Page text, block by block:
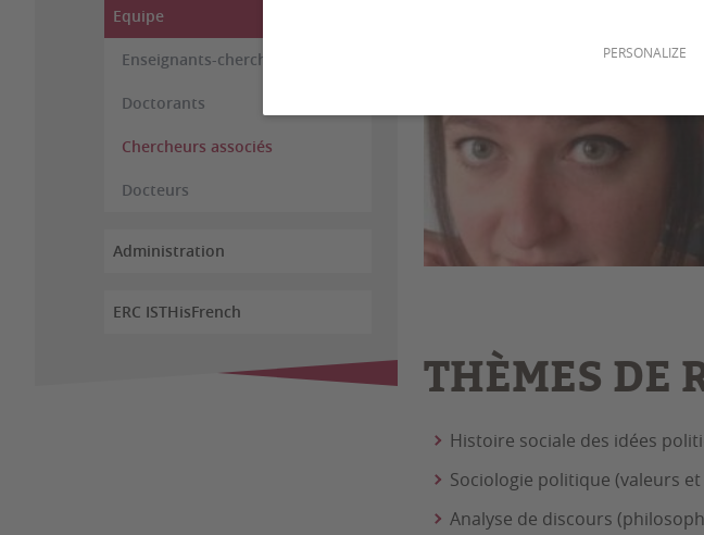
PERSONALIZE
Equipe
Enseignants-chercheurs
Doctorants
Chercheurs associés
Docteurs
Administration
ERC ISTHisFrench
THÈMES DE
Histoire sociale des idées
Sociologie politique (valeurs
Analyse de discours